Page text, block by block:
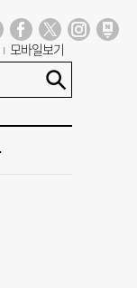
모바일보기